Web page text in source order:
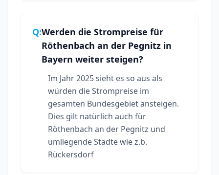
Q:Werden die Strompreise für
Röthenbach an der Pegnitz in
Bayern weiter steigen?
Im Jahr 2025 sieht es so aus als
würden die Strompreise im
gesamten Bundesgebiet ansteigen.
Dies gilt natürlich auch für
Röthenbach an der Pegnitz und
umliegende Städte wie z.b.
Rückersdorf